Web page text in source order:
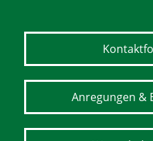
Anregungen &